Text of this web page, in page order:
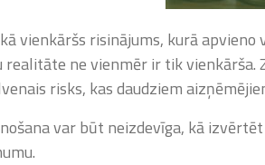
vienkāršs risinājums, kurā
realitāte ne vienmēr ir tik
risks, kas daudziem
var būt neizdevīga, kā